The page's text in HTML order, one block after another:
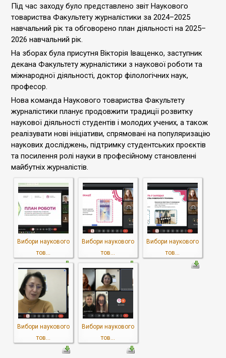
Під час заходу було представлено звіт Наукового
товариства Факультету журналістики за 2024–2025
навчальний рік та обговорено план діяльності на 2025–
2026 навчальний рік.
На зборах була присутня Вікторія Іващенко, заступник
декана Факультету журналістики з наукової роботи та
міжнародної діяльності, доктор філологічних наук,
професор.
Нова команда Наукового товариства Факультету
журналістики планує продовжити традиції розвитку
наукової діяльності студентів і молодих учених, а також
реалізувати нові ініціативи, спрямовані на популяризацію
наукових досліджень, підтримку студентських проєктів
та посилення ролі науки в професійному становленні
майбутніх журналістів.
Вибори наукового
тов...
Вибори наукового
тов...
Вибори наукового
тов...
Вибори наукового
тов...
Вибори наукового
тов...